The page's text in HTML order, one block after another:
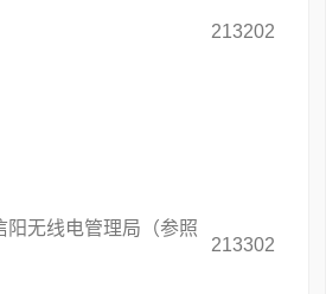
213202
阳无线电管理局（参照
213302